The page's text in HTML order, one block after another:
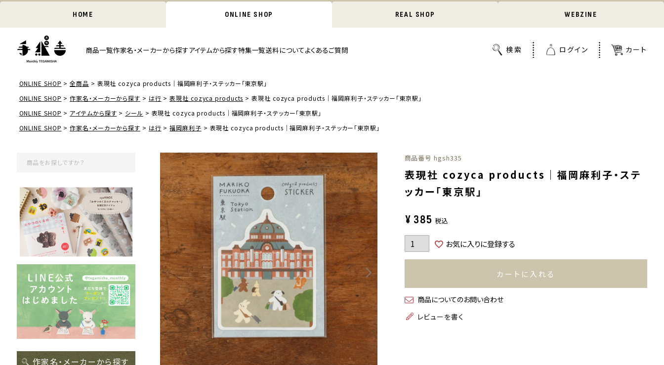
HOME ONLINE SHOP REAL SHOP WEBZINE
商品一覧作家名・メーカーから探すアイテムから探す特集一覧送料についてよくあるご質問
ONLINE SHOP 全商品
表現社 cozyca products｜福岡麻利子・ステッカー「東京駅」
ONLINE SHOP
作家名・メーカーから探す は行 表現社 cozyca products
表現社 cozyca products｜福岡麻利子・ステッカー「東京駅」
ONLINE SHOP
アイテムから探す シール
表現社 cozyca products｜福岡麻利子・ステッカー「東京駅」
ONLINE SHOP
作家名・メーカーから探す は行 福岡麻利子 表現社 cozyca products｜福岡麻利子・ステッカー「東京駅」
作家名・メーカーから探す
商品番号 hgsh335
表現社 cozyca products｜福岡麻利子・ステ
ッカー「東京駅」
¥ 385 税込
お気に入りに登録する
カートに入れる
商品についてのお問い合わせ
レビューを書く